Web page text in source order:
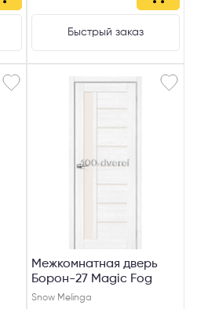
Быстрый заказ
Межкомнатная дверь
Борон-27 Magic Fog
Snow Melinga